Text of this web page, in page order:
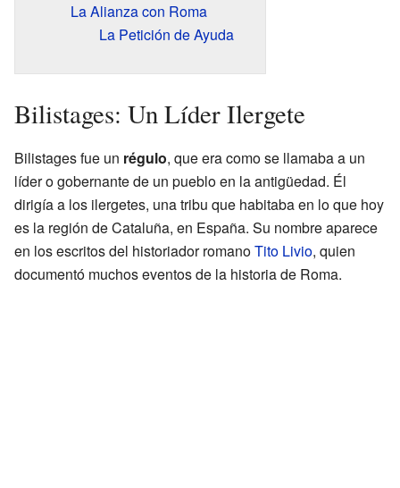
La Alianza con Roma
La Petición de Ayuda
Bilistages: Un Líder Ilergete
Bilistages fue un régulo, que era como se llamaba a un
líder o gobernante de un pueblo en la antigüedad. Él
dirigía a los ilergetes, una tribu que habitaba en lo que hoy
es la región de Cataluña, en España. Su nombre aparece
en los escritos del historiador romanoTito Livio, quien
documentó muchos eventos de la historia de Roma.